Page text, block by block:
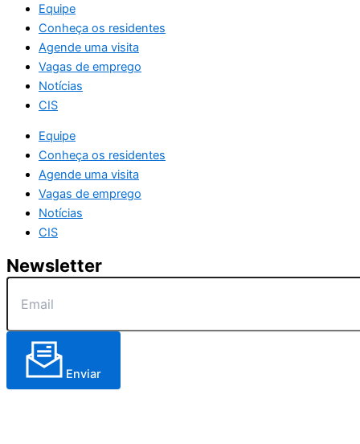
Equipe
Conheça os residentes
Agende uma visita
Vagas de emprego
Notícias
CIS
Equipe
Conheça os residentes
Agende uma visita
Vagas de emprego
Notícias
CIS
Newsletter
Enviar